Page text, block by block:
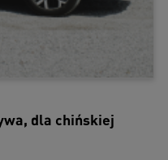
dla chińskiej